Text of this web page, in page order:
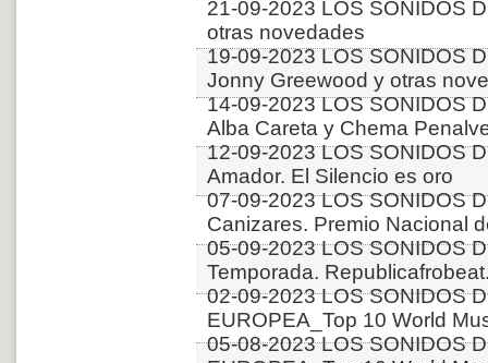
21-09-2023 LOS SONIDOS
otras novedades
19-09-2023 LOS SONIDOS
Jonny Greewood y otras
14-09-2023 LOS SONIDOS
Alba Careta y Chema
12-09-2023 LOS SONIDOS
Amador. El Silencio es oro
07-09-2023 LOS SONIDOS
Canizares. Premio Nacional
05-09-2023 LOS SONIDOS
Temporada.
02-09-2023 LOS SONIDOS
EUROPEA_Top 10 World
05-08-2023 LOS SONIDOS